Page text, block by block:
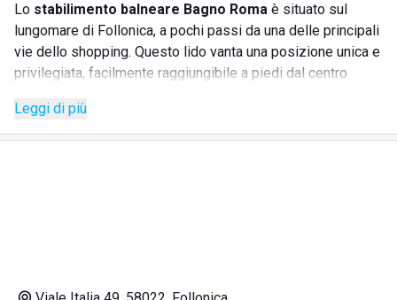
Lo stabilimento balneare Bagno Roma è situato sul
lungomare di Follonica, a pochi passi da una delle principali
vie dello shopping. Questo lido vanta una posizione unica e
privilegiata, facilmente raggiungibile a piedi dal centro
spiaggia di sabbia bianca e fine e da un mare con fondale
basso per diverse centinaia di metri, ideale per i bambini
Leggi di più